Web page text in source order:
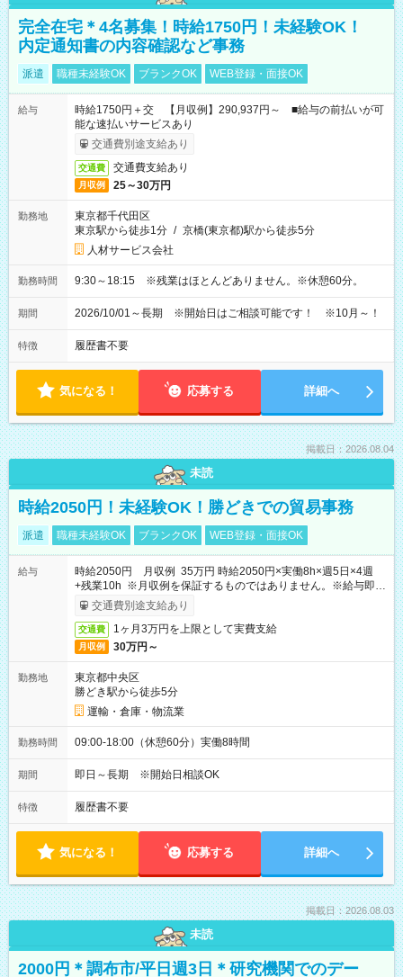
完全在宅＊4名募集！時給1750円！未経験OK！
内定通知書の内容確認など事務
派遣 職種未経験OK ブランクOK WEB登録・面接OK
給与
時給1750円＋交 【月収例】290,937円～ ■給与の前払いが可
能な速払いサービスあり
交通費別途支給あり
交通費 交通費支給あり
月収例 25～30万円
勤務地
東京都千代田区
東京駅から徒歩1分 / 京橋(東京都)駅から徒歩5分
人材サービス会社
勤務時間 9:30～18:15 ※残業はほとんどありません。※休憩60分。
期間 2026/10/01～長期 ※開始日はご相談可能です！ ※10月～！
特徴 履歴書不要
気になる！ 応募する 詳細へ
掲載日：2026.08.04
未読
時給2050円！未経験OK！勝どきでの貿易事務
派遣 職種未経験OK ブランクOK WEB登録・面接OK
給与
時給2050円 月収例 35万円 時給2050円×実働8h×週5日×4週
+残業10h ※月収例を保証するものではありません。※給与即受
取りサービス利用可（利用条件有）
交通費別途支給あり
交通費 1ヶ月3万円を上限として実費支給
月収例 30万円～
勤務地
東京都中央区
勝どき駅から徒歩5分
運輸・倉庫・物流業
勤務時間 09:00-18:00（休憩60分）実働8時間
期間 即日～長期 ※開始日相談OK
特徴 履歴書不要
気になる！ 応募する 詳細へ
掲載日：2026.08.03
未読
2000円＊調布市/平日週3日＊研究機関でのデー